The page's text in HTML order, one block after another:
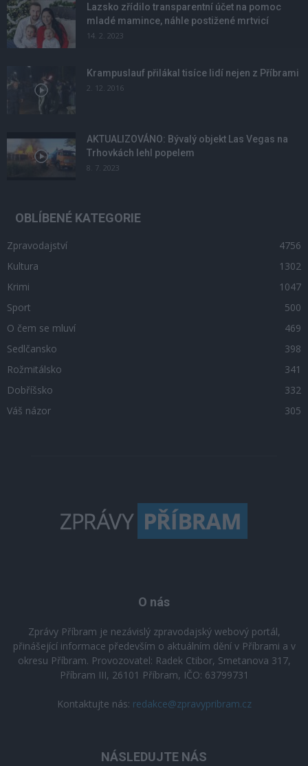
Lazsko zřídilo transparentní účet na pomoc
mladé mamince, náhle postižené mrtvicí
14. 2. 2023
Krampuslauf přilákal tisíce lidí nejen z Příbrami
2. 12. 2016
AKTUALIZOVÁNO: Bývalý objekt Las Vegas na
Trhovkách lehl popelem
8. 7. 2023
OBLÍBENÉ KATEGORIE
Zpravodajství
4756
Kultura
1302
Krimi
1047
Sport
500
O čem se mluví
469
Sedlčansko
398
Rožmitálsko
341
Dobříšsko
332
Váš názor
305
O nás
Zprávy Příbram je nezávislý zpravodajský webový portál,
přinášející informace především o aktuálním dění v Příbrami a v
okresu Příbram. Provozovatel: Radek Ctibor, Smetanova 317,
Příbram III, 26101 Příbram, IČO: 63799731
Kontaktujte nás: redakce@zpravypribram.cz
NÁSLEDUJTE NÁS